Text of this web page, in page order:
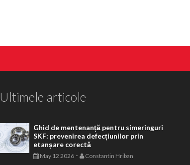
Ultimele articole
Ghid de mentenanță pentru simeringuri
SKF: prevenirea defecțiunilor prin
etanșare corectă
May 12 2026 - Constantin Hriban